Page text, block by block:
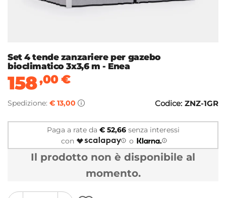
Set 4 tende zanzariere per gazebo
bioclimatico 3x3,6 m - Enea
158,00€
Spedizione: € 13,00 Codice: ZNZ-1GR
Paga a rate da € 52,66senza interessi
con
o
Il prodotto non è disponibile al
momento.